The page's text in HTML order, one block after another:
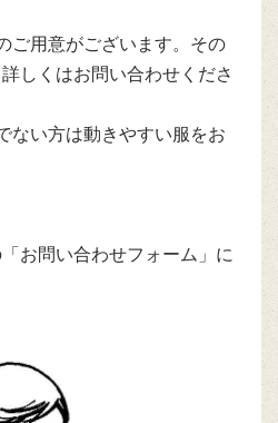
ご用意がございます。その
しくはお問い合わせくださ
ない方は動きやすい服をお
お問い合わせフォーム」に